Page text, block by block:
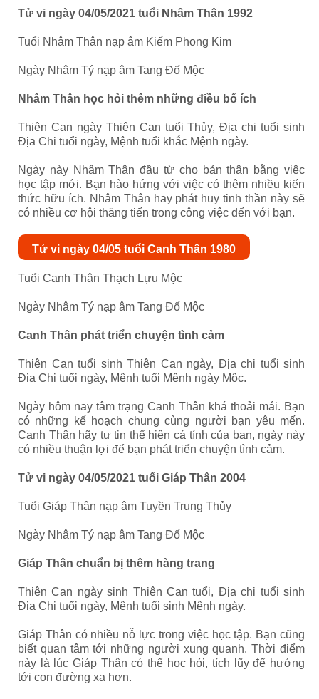
Tử vi ngày 04/05/2021 tuổi Nhâm Thân 1992
Tuổi Nhâm Thân nạp âm Kiếm Phong Kim
Ngày Nhâm Tý nạp âm Tang Đố Mộc
Nhâm Thân học hỏi thêm những điều bổ ích
Thiên Can ngày Thiên Can tuổi Thủy, Địa chi tuổi sinh
Địa Chi tuổi ngày, Mệnh tuổi khắc Mệnh ngày.
Ngày này Nhâm Thân đầu từ cho bản thân bằng việc
học tập mới. Bạn hào hứng với việc có thêm nhiều kiến
thức hữu ích. Nhâm Thân hay phát huy tinh thần này sẽ
có nhiều cơ hội thăng tiến trong công việc đến với bạn.
Tử vi ngày 04/05 tuổi Canh Thân 1980
Tuổi Canh Thân Thạch Lựu Mộc
Ngày Nhâm Tý nạp âm Tang Đố Mộc
Canh Thân phát triển chuyện tình cảm
Thiên Can tuổi sinh Thiên Can ngày, Địa chi tuổi sinh
Địa Chi tuổi ngày, Mệnh tuổi Mệnh ngày Mộc.
Ngày hôm nay tâm trạng Canh Thân khá thoải mái. Bạn
có những kế hoạch chung cùng người bạn yêu mến.
Canh Thân hãy tự tin thể hiện cá tính của bạn, ngày này
có nhiều thuận lợi để bạn phát triển chuyện tình cảm.
Tử vi ngày 04/05/2021 tuổi Giáp Thân 2004
Tuổi Giáp Thân nạp âm Tuyền Trung Thủy
Ngày Nhâm Tý nạp âm Tang Đố Mộc
Giáp Thân chuẩn bị thêm hàng trang
Thiên Can ngày sinh Thiên Can tuổi, Địa chi tuổi sinh
Địa Chi tuổi ngày, Mệnh tuổi sinh Mệnh ngày.
Giáp Thân có nhiều nỗ lực trong việc học tập. Bạn cũng
biết quan tâm tới những người xung quanh. Thời điểm
này là lúc Giáp Thân có thể học hỏi, tích lũy để hướng
tới con đường xa hơn.